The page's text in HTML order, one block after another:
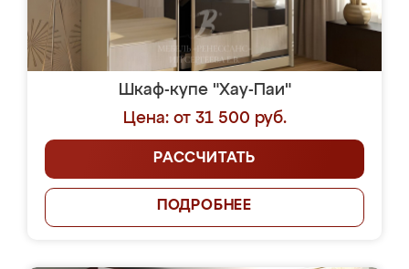
Шкаф-купе "Хау-Паи"
Цена: от 31 500 руб.
РАССЧИТАТЬ
ПОДРОБНЕЕ